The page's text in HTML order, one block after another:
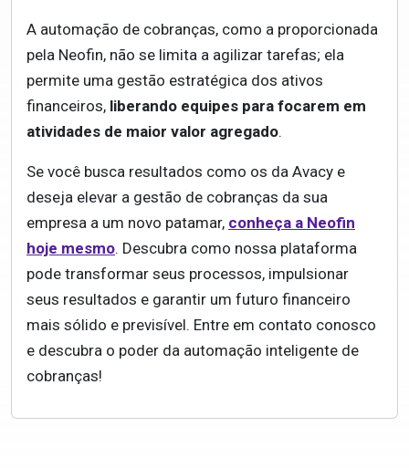
A automação de cobranças, como a proporcionada
pela Neofin, não se limita a agilizar tarefas; ela
permite uma gestão estratégica dos ativos
financeiros, liberando equipes para focarem em
atividades de maior valor agregado.
Se você busca resultados como os da Avacy e
deseja elevar a gestão de cobranças da sua
empresa a um novo patamar, conheça a Neofin
hoje mesmo. Descubra como nossa plataforma
pode transformar seus processos, impulsionar
seus resultados e garantir um futuro financeiro
mais sólido e previsível. Entre em contato conosco
e descubra o poder da automação inteligente de
cobranças!